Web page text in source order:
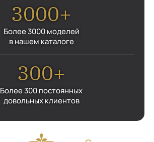
3000+
Более 3000 моделей
в нашем каталоге
300+
Более 300 постоянных
довольных клиентов